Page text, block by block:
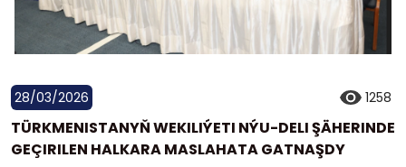
28/03/2026 1258
TÜRKMENISTANYŇ WEKILIÝETI NÝU-DELI ŞÄHERINDE
GEÇIRILEN HALKARA MASLAHATA GATNAŞDY